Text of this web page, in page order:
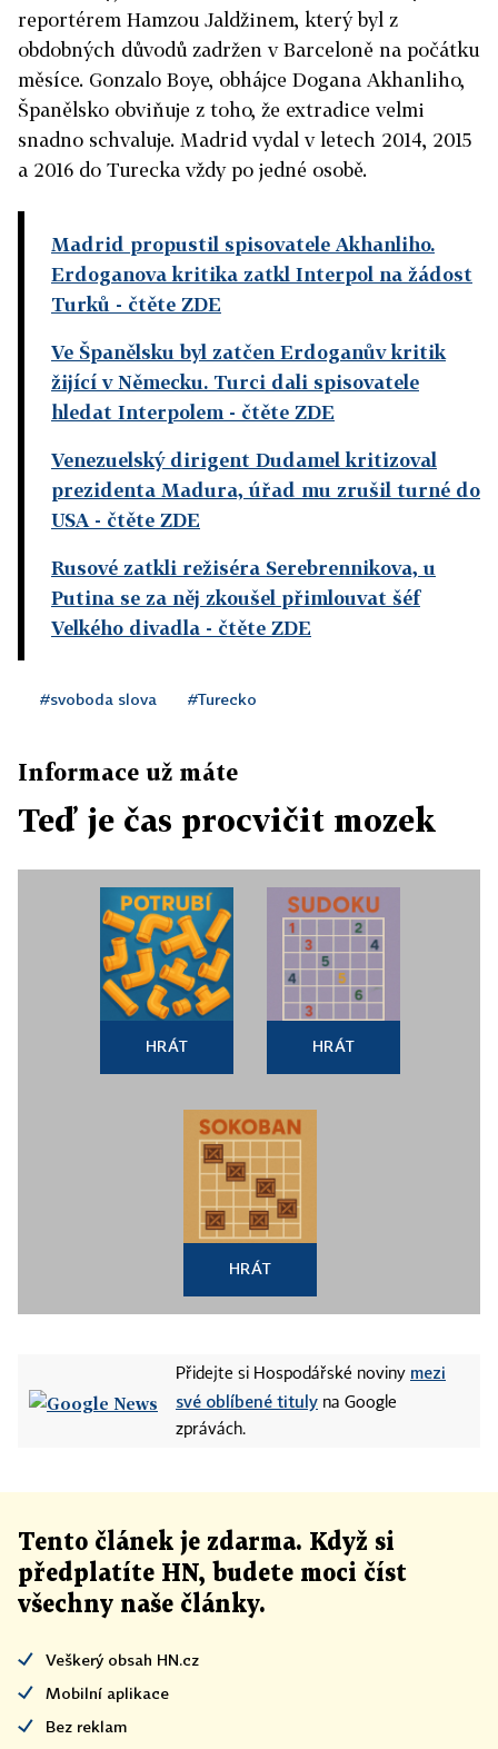
reportérem Hamzou Jaldžinem, který byl z
obdobných důvodů zadržen v Barceloně na počátku
měsíce. Gonzalo Boye, obhájce Dogana Akhanliho,
Španělsko obviňuje z toho, že extradice velmi
snadno schvaluje. Madrid vydal v letech 2014, 2015
a 2016 do Turecka vždy po jedné osobě.
Madrid propustil spisovatele Akhanliho.
Erdoganova kritika zatkl Interpol na žádost
Turků - čtěte ZDE
Ve Španělsku byl zatčen Erdoganův kritik
žijící v Německu. Turci dali spisovatele
hledat Interpolem - čtěte ZDE
Venezuelský dirigent Dudamel kritizoval
prezidenta Madura, úřad mu zrušil turné do
USA - čtěte ZDE
Rusové zatkli režiséra Serebrennikova, u
Putina se za něj zkoušel přimlouvat šéf
Velkého divadla - čtěte ZDE
#svoboda slova #Turecko
Informace už máte
Teď je čas procvičit mozek
HRÁT HRÁT
HRÁT
Přidejte si Hospodářské noviny mezi
své oblíbené tituly na Google
zprávách.
Tento článek je zdarma. Když si
předplatíte HN, budete moci číst
všechny naše články.
Veškerý obsah HN.cz
Mobilní aplikace
Bez reklam